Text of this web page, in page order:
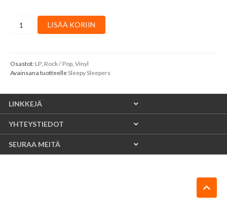
Sleepers
Elvis
määrä
LISÄÄ KORIIN
Osastot: LP, Rock / Pop, Vinyl
Avainsana tuotteelleSleepy Sleepers
LINKKEJÄ
YHTEYSTIEDOT
SEURAA MEITÄ